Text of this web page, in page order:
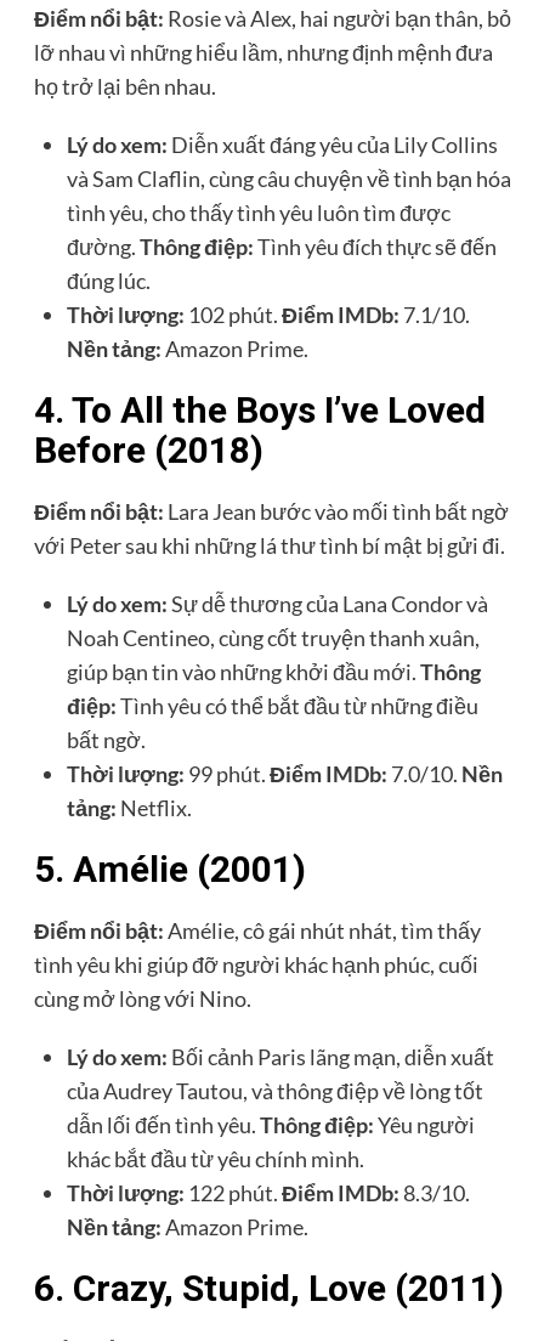
Điểm nổi bật: Rosie và Alex, hai người bạn thân, bỏ
lỡ nhau vì những hiểu lầm, nhưng định mệnh đưa
họ trở lại bên nhau.
Lý do xem: Diễn xuất đáng yêu của Lily Collins
và Sam Claflin, cùng câu chuyện về tình bạn hóa
tình yêu, cho thấy tình yêu luôn tìm được
đường.Thông điệp:Tình yêu đích thực sẽ đến
đúng lúc.
Thời lượng: 102 phút.Điểm IMDb: 7.1/10.
Nền tảng:Amazon Prime.
4. To All the Boys I’ve Loved
Before (2018)
Điểm nổi bật: Lara Jean bước vào mối tình bất ngờ
với Peter sau khi những lá thư tình bí mật bị gửi đi.
Lý do xem:Sự dễ thương của Lana Condor và
Noah Centineo, cùng cốt truyện thanh xuân,
giúp bạn tin vào những khởi đầu mới.Thông
điệp:Tình yêu có thể bắt đầu từ những điều
bất ngờ.
Thời lượng: 99 phút.Điểm IMDb: 7.0/10. Nền
tảng: Netflix.
5. Amélie (2001)
Điểm nổi bật:Amélie, cô gái nhút nhát, tìm thấy
tình yêu khi giúp đỡ người khác hạnh phúc, cuối
cùng mở lòng với Nino.
Lý do xem: Bối cảnh Paris lãng mạn, diễn xuất
của Audrey Tautou, và thông điệp về lòng tốt
dẫn lối đến tình yêu.Thông điệp:Yêu người
khác bắt đầu từ yêu chính mình.
Thời lượng: 122 phút.Điểm IMDb: 8.3/10.
Nền tảng:Amazon Prime.
6. Crazy, Stupid, Love (2011)